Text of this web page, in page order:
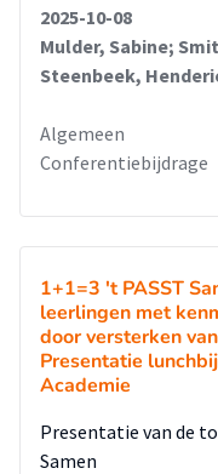
2025-10-08
Mulder, Sabine;
Steenbeek,
Algemeen
Conferentiebijdrage
1+1=3 't PASST
leerlingen met
door versterken
Presentatie
Academie
Presentatie van de
Samen